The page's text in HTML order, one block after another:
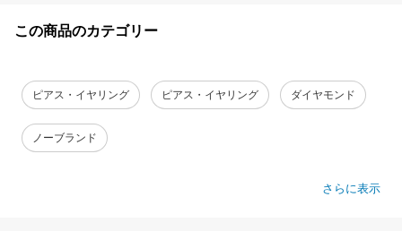
この商品のカテゴリー
ピアス・イヤリング ピアス・イヤリング ダイヤモンド
ノーブランド
さらに表示